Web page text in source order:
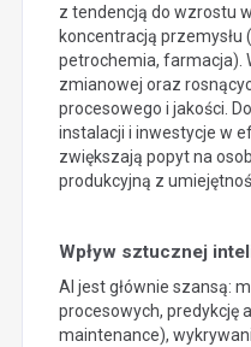
z tendencją do wzrostu
koncentracją przemysłu
petrochemia, farmacja).
zmianowej oraz
procesowego i jakości.
instalacji i inwestycje w
zwiększają popyt na
produkcyjną z
Wpływ sztucznej
AI jest głównie szansą:
procesowych, predykcję
maintenance),